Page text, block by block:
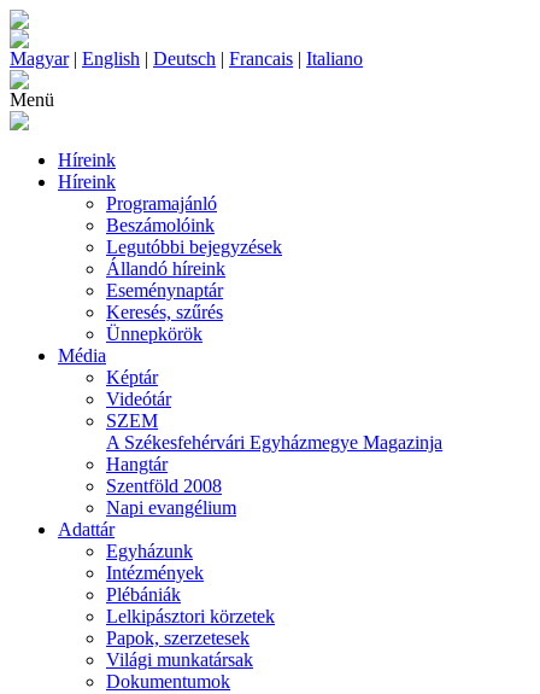
Magyar| English | Deutsch | Francais | Italiano
Menü
Híreink
Híreink
Programajánló
Beszámolóink
Legutóbbi bejegyzések
Állandó híreink
Eseménynaptár
Keresés, szűrés
Ünnepkörök
Média
Képtár
Videótár
SZEM
A Székesfehérvári Egyházmegye Magazinja
Hangtár
Szentföld 2008
Napi evangélium
Adattár
Egyházunk
Intézmények
Plébániák
Lelkipásztori körzetek
Papok, szerzetesek
Világi munkatársak
Dokumentumok